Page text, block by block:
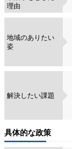
理由
地域のありたい
姿
解決したい課題
具体的な政策